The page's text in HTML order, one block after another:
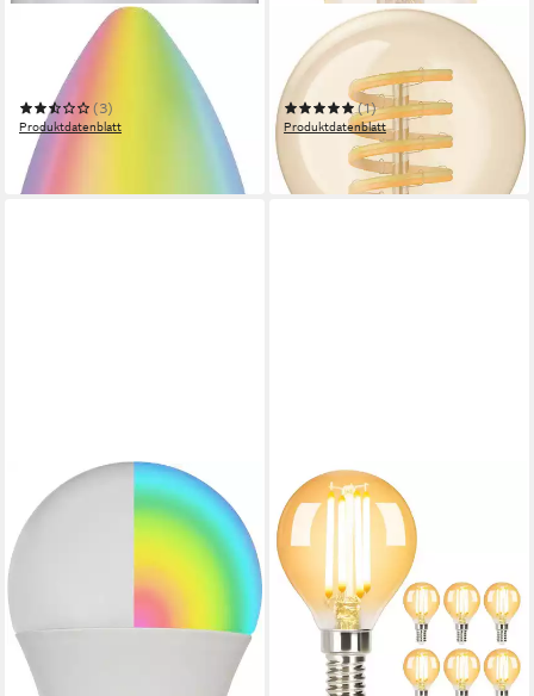
BRENNENSTUHL
LED-Leuchtmittel Connect
WiFi SB 400
(3)
Produktdatenblatt
14,38 €
in 6-8 Werktagen bei dir
PHILIPS HUE
LED-Filament White
Ambiance Standard 550lm
(1)
Produktdatenblatt
ab 34,99 €
in 1-2 Werktagen bei dir